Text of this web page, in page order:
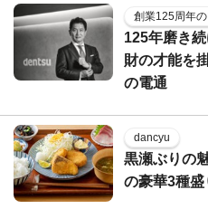
創業125周年
125年磨き
財の才能を
の電通
dancyu
黒瀬ぶりの
の豪華3種